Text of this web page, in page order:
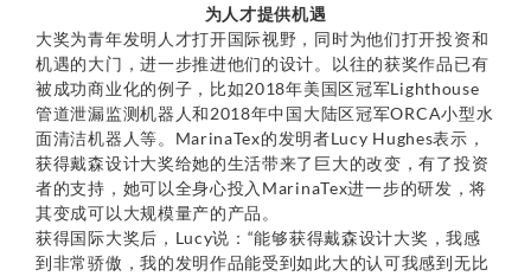
为人才提供机遇
大奖为青年发明人才打开国际视野，同时为他们打开投资和
机遇的大门，进一步推进他们的设计。以往的获奖作品已有
被成功商业化的例子，比如2018年美国区冠军Lighthouse
管道泄漏监测机器人和2018年中国大陆区冠军ORCA小型水
面清洁机器人等。MarinaTex的发明者Lucy Hughes表示，
获得戴森设计大奖给她的生活带来了巨大的改变，有了投资
者的支持，她可以全身心投入MarinaTex进一步的研发，将
其变成可以大规模量产的产品。
获得国际大奖后，Lucy说：“能够获得戴森设计大奖，我感
到非常骄傲，我的发明作品能受到如此大的认可我感到无比